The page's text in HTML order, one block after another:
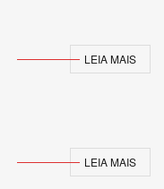
LEIA MAIS
LEIA MAIS